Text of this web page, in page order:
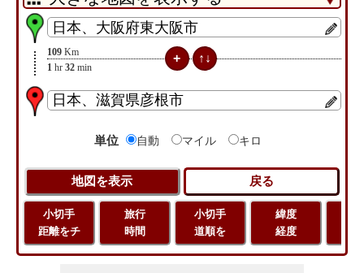
109 Km
1 hr 32 min
単位 自動 マイル キロ
小切手
距離をチ
旅行
時間
小切手
道順を
緯度
経度